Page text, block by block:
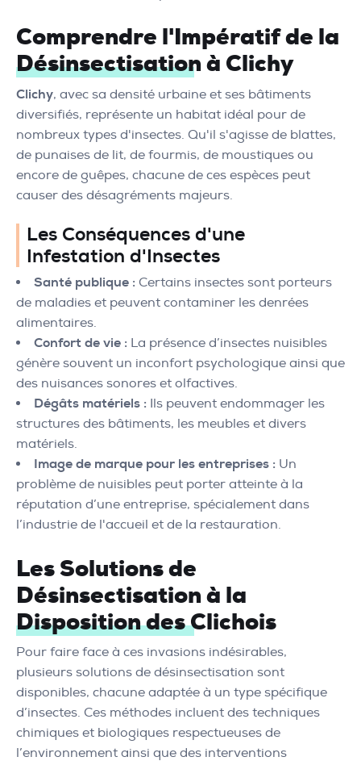
Comprendre l'Impératif de la
Désinsectisation à Clichy
Clichy, avec sa densité urbaine et ses bâtiments
diversifiés, représente un habitat idéal pour de
nombreux types d'insectes. Qu'il s'agisse de blattes,
de punaises de lit, de fourmis, de moustiques ou
encore de guêpes, chacune de ces espèces peut
causer des désagréments majeurs.
Les Conséquences d'une
Infestation d'Insectes
Santé publique : Certains insectes sont porteurs
de maladies et peuvent contaminer les denrées
alimentaires.
Confort de vie : La présence d’insectes nuisibles
génère souvent un inconfort psychologique ainsi que
des nuisances sonores et olfactives.
Dégâts matériels : Ils peuvent endommager les
structures des bâtiments, les meubles et divers
matériels.
Image de marque pour les entreprises : Un
problème de nuisibles peut porter atteinte à la
réputation d’une entreprise, spécialement dans
l’industrie de l'accueil et de la restauration.
Les Solutions de
Désinsectisation à la
Disposition des Clichois
Pour faire face à ces invasions indésirables,
plusieurs solutions de désinsectisation sont
disponibles, chacune adaptée à un type spécifique
d’insectes. Ces méthodes incluent des techniques
chimiques et biologiques respectueuses de
l’environnement ainsi que des interventions